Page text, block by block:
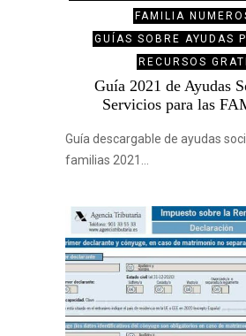
FAMILIA
GUÍAS SOBRE AYUDAS
RECURSOS
Guía 2021 de Ayudas
Servicios para las
Guía descargable de ayudas
familias 2021…